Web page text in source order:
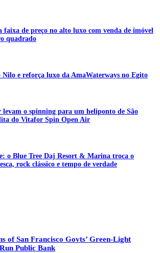
de preço no alto luxo com venda de imóvel
quadrado
Nilo e reforça luxo da AmaWaterways no Egito
levam o spinning para um heliponto de São
do Vitafor Spin Open Air
o Blue Tree Daj Resort & Marina troca o
rock clássico e tempo de verdade
of San Francisco Govts’ Green-Light
Public Bank